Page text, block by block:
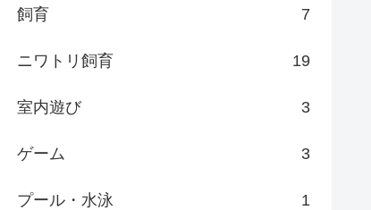
飼育 7
ニワトリ飼育 19
室内遊び 3
ゲーム 3
プール・水泳 1